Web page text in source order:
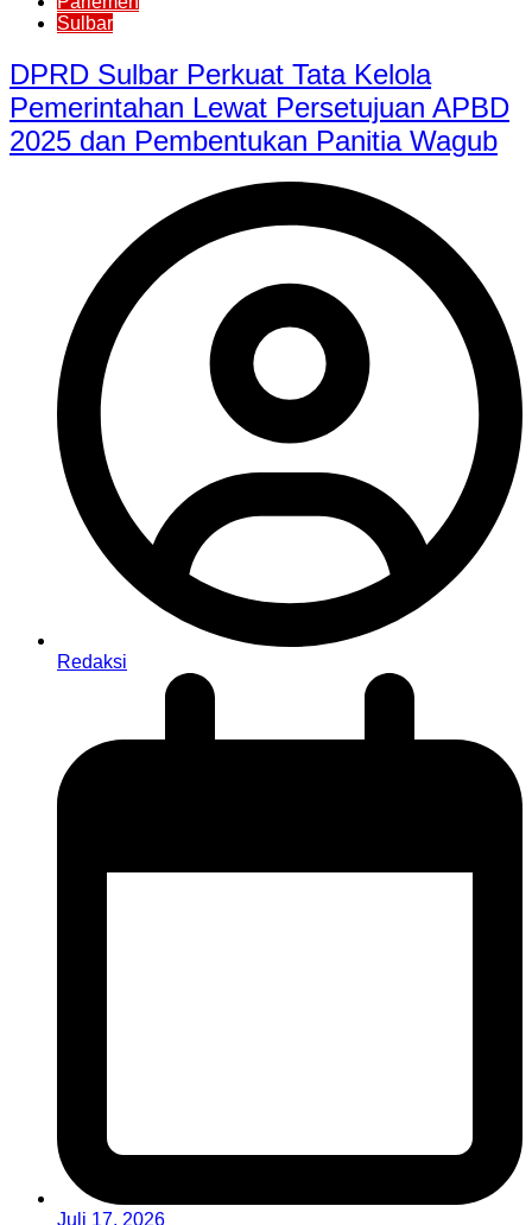
Sulbar
DPRD Sulbar Perkuat Tata Kelola
Pemerintahan Lewat Persetujuan APBD
2025 dan Pembentukan Panitia Wagub
Redaksi
Juli 17, 2026